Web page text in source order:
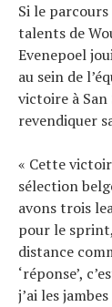
Si le
talents de
Evenepoel
au sein de
victoire à San
revendiquer
« Cette
sélection
avons trois
pour le
distance
‘réponse’,
j’ai les